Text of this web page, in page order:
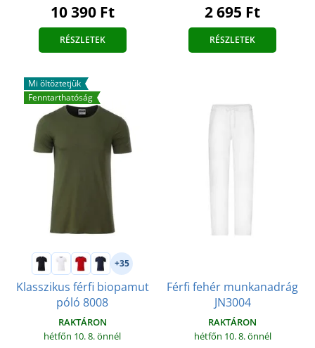
10 390 Ft
RÉSZLETEK
2 695 Ft
RÉSZLETEK
Mi öltöztetjük
Fenntarthatóság
+35
Klasszikus férfi biopamut
póló 8008
RAKTÁRON
hétfőn 10. 8.önnél
Férfi fehér munkanadrág
JN3004
RAKTÁRON
hétfőn 10. 8.önnél